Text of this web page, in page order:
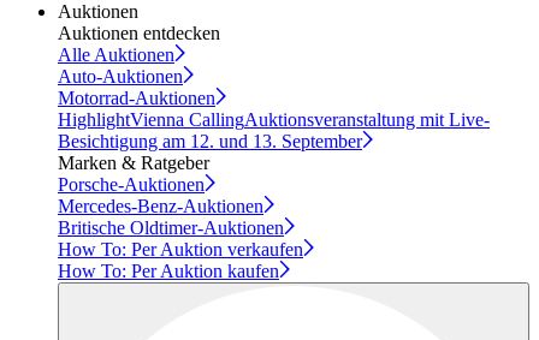
Auktionen
Auktionen entdecken
Alle Auktionen
Auto-Auktionen
Motorrad-Auktionen
HighlightVienna CallingAuktionsveranstaltung mit Live-
Besichtigung am 12. und 13. September
Marken & Ratgeber
Porsche-Auktionen
Mercedes-Benz-Auktionen
Britische Oldtimer-Auktionen
How To: Per Auktion verkaufen
How To: Per Auktion kaufen